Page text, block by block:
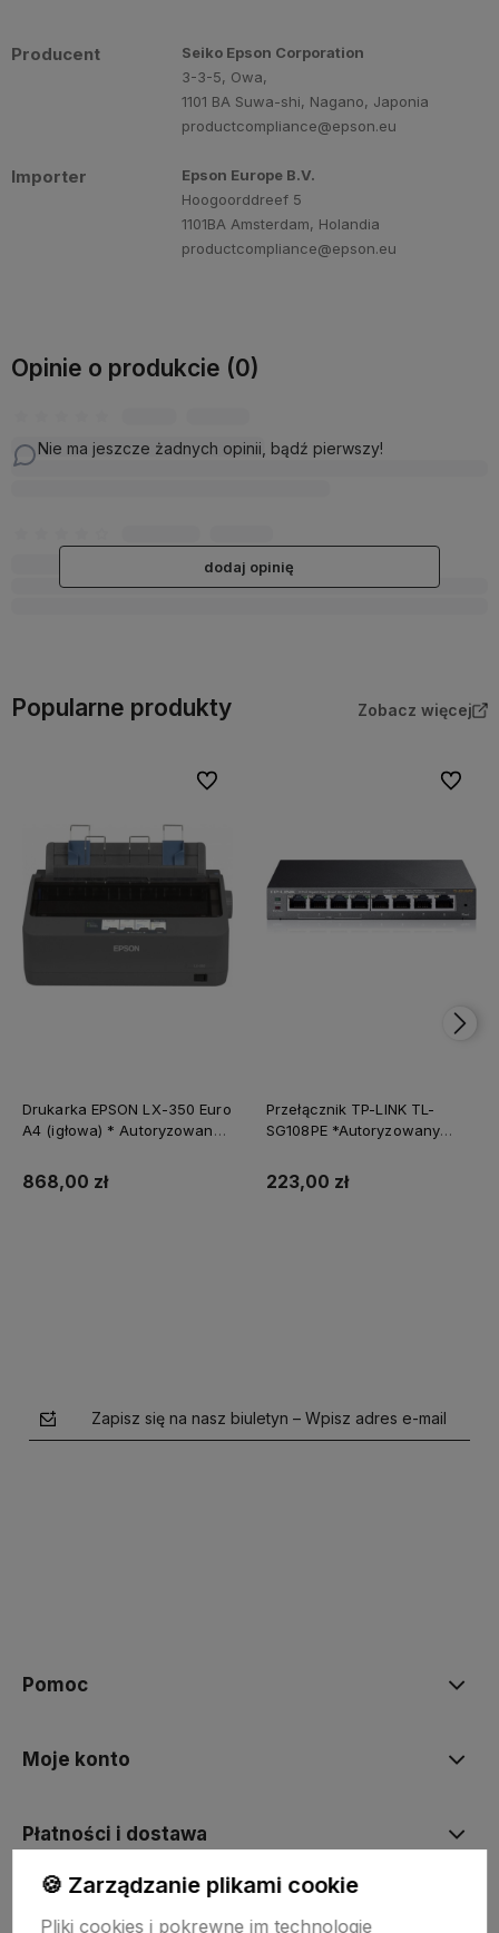
Producent
Seiko Epson Corporation
3-3-5, Owa,
1101 BA Suwa-shi, Nagano, Japonia
productcompliance@epson.eu
Importer
Epson Europe B.V.
Hoogoorddreef 5
1101BA Amsterdam, Holandia
productcompliance@epson.eu
Opinie o produkcie (0)
Nie ma jeszcze żadnych opinii, bądź pierwszy!
dodaj opinię
Popularne produkty Zobacz więcej
Drukarka EPSON LX-350 Euro
A4 (igłowa) * Autoryzowany
Natychmiastowa wysyłka
868,00 zł
Do ulubionych
Przełącznik TP-LINK TL-
SG108PE *Autoryzowany
223,00 zł
Do
Zapisz się na nasz biuletyn – Wpisz adres e-mail
Pomoc
Moje konto
Płatności i dostawa
🍪 Zarządzanie plikami cookie
Pliki cookies i pokrewne im technologie